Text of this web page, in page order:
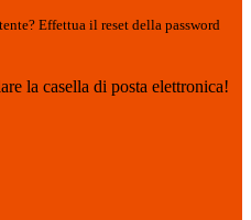
Effettua il reset della password
la casella di posta elettronica!